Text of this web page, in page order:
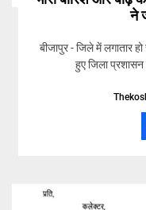
ने
बीजापुर - जिले में लगातार
हुए जिला